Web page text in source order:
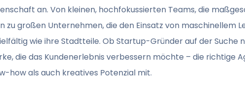
an. Von kleinen, hochfokussierten Teams, die
zu großen Unternehmen, die den Einsatz von maschinellem
wie ihre Stadtteile. Ob Startup-Gründer auf der
die das Kundenerlebnis verbessern möchte – die richtige
how als auch kreatives Potenzial mit.